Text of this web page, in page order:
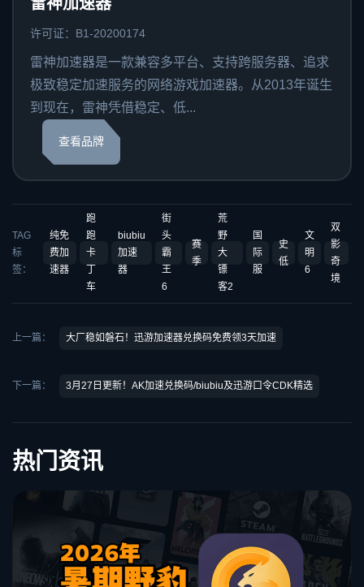
许可证：B1-20200174
雷神加速器是一款兼容多平台、支持跨服务器、追求
极致稳定加速服务的网络游戏加速器。从2013年诞生
到现在，雷神凭借稳定、低...
查看品牌
TAG
标
签：
纯免
费加
速器
跑
跑
卡
车
biubiu
加速
器
街
头
霸
王
6
赛
季
荒
野
大
镖
客2
国
际
服
史
低
文
明
6
双
影
奇
境
上一篇： 大厂稳如磐石！迅游加速器兑换码免费领3天加速
下一篇： 3月27日更新！AK加速兑换码/biubiu及迅游口令CDK精选
热门资讯